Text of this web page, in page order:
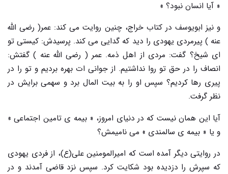
« آیا انسان نبود؟ »
و نیز ابویوسف در کتاب خراج، چنین روایت می کند: عمر( رضی الله
عنه ) پیرمردی یهودی را دید که گدایی می کند. پرسیدش: کیستی تو
ای شیخ؟ گفت: مردی از اهل ذمه. عمر ( رضی الله عنه ) گفتش:
انصاف را در حق تو روا نداشتیم. از جوانی ات بهره بردیم و تو را در
پیری رها کردیم؟ سپس او را به بیت المال برد و سهمی برایش در
نظر گرفت.
آیا این همان نیست که در دنیای امروز، « بیمه ی تامین اجتماعی »
و یا « بیمه ی سالمندی » می نامیمش؟
در روایتی دیگر آمده است که امیرالمومنین علی(ع)، از فردی یهودی
که سپرش را دزدیده بود شکایت کرد. سپس نزد قاضی آمدند و در